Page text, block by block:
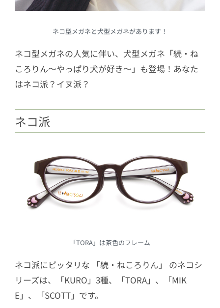
ネコ型メガネと犬型メガネがあります！
ネコ型メガネの人気に伴い、犬型メガネ「続・ね
ころりん～やっぱり犬が好き～」も登場！あなた
はネコ派？イヌ派？
ネコ派
「TORA」は茶色のフレーム
ネコ派にピッタリな 「続・ねころりん」 のネコシ
リーズは、「KURO」3種、「TORA」、「MIK
E」、「SCOTT」です。